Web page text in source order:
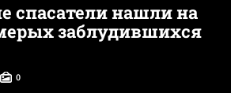
спасатели нашли на
заблудившихся
0